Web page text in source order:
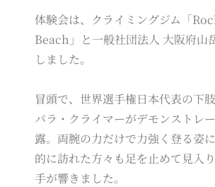
体験会は、クライミングジム「
Beach」と一般社団法人 大阪府山
しました。
冒頭で、世界選手権日本代表の下
パラ・クライマーがデモンストレ
露。両腕の力だけで力強く登る姿
的に訪れた方々も足を止めて見入
手が響きました。